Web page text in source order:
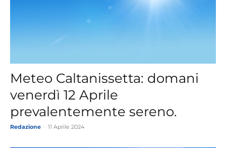
Meteo Caltanissetta: domani
venerdì 12 Aprile
prevalentemente sereno.
Redazione 11 Aprile 2024